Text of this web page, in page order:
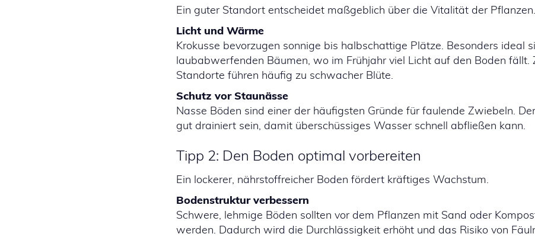
Ein guter Standort entscheidet maßgeblich über die Vitalität der Pflanzen.
Licht und Wärme
Krokusse bevorzugen sonnige bis halbschattige Plätze. Besonders ideal
laubabwerfenden Bäumen, wo im Frühjahr viel Licht auf den Boden fällt.
Standorte führen häufig zu schwacher Blüte.
Schutz vor Staunässe
Nasse Böden sind einer der häufigsten Gründe für faulende Zwiebeln.
gut drainiert sein, damit überschüssiges Wasser schnell abfließen kann.
Tipp 2: Den Boden optimal vorbereiten
Ein lockerer, nährstoffreicher Boden fördert kräftiges Wachstum.
Bodenstruktur verbessern
Schwere, lehmige Böden sollten vor dem Pflanzen mit Sand oder
werden. Dadurch wird die Durchlässigkeit erhöht und das Risiko von